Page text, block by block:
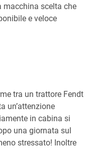
scelta che
e veloce
tra un trattore Fendt
un’attenzione
in cabina si
una giornata sul
stressato! Inoltre